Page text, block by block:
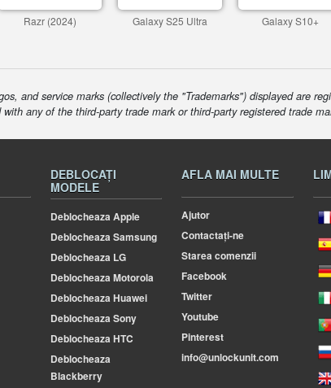
Razr (2024) Galaxy S25 Ultra Galaxy S10+
and service marks (collectively the "Trademarks") displayed are
any of the third-party trade mark or third-party registered trade
DEBLOCAȚI
MODELE
Deblocheaza Apple
Deblocheaza Samsung
Deblocheaza LG
Deblocheaza Motorola
Deblocheaza Huawei
Deblocheaza Sony
Deblocheaza HTC
Deblocheaza
Blackberry
AFLA MAI MULTE
Ajutor
Contactați-ne
Starea comenzii
Facebook
Twitter
Youtube
Pinterest
info@unlockunit.com